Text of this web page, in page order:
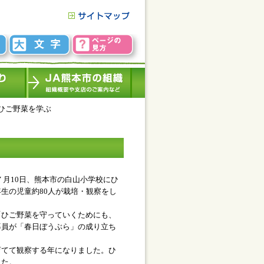
ご野菜を学ぶ
月10 日、熊本市の白山小学校にひ
の児童約80 人が栽培・観察をし
野菜を守っていくためにも、
が「春日ぼうぶら」の成り立ち
て観察する年になりました。ひ
。